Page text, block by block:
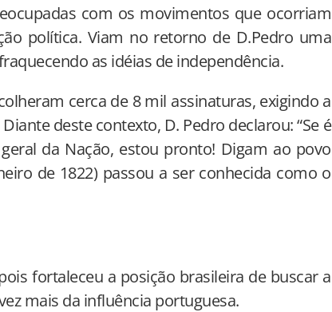
com os movimentos que ocorriam
política. Viam no retorno de D.Pedro uma
as idéias de independência.
cerca de 8 mil assinaturas, exigindo a
deste contexto, D. Pedro declarou: “Se é
da Nação, estou pronto! Digam ao povo
de 1822) passou a ser conhecida como o
fortaleceu a posição brasileira de buscar a
mais da influência portuguesa.